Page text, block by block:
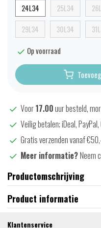
24L34 25L34
29L34 30L34
Op voorraad
Voor17.00uur besteld,
Veilig betalen; iDeal,
Gratis verzenden vanaf
Meer informatie?Neem
Productomschrijving
Product informatie
Klantenservice